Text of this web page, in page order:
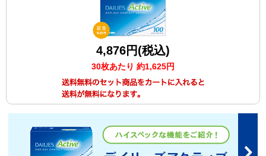
4,876円(税込)
30枚あたり 約1,625円